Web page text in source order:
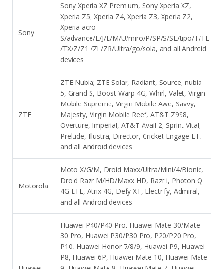
Sony
Sony Xperia XZ Premium, Sony Xperia XZ,
Xperia Z5, Xperia Z4, Xperia Z3, Xperia Z2,
Xperia acro
S/advance/E/J/L/M/U/miro/P/SP/S/SL/tipo/T/TL
/TX/Z/Z1 /Zl /ZR/Ultra/go/sola, and all Android
devices
ZTE
ZTE Nubia; ZTE Solar, Radiant, Source, nubia
5, Grand S, Boost Warp 4G, Whirl, Valet, Virgin
Mobile Supreme, Virgin Mobile Awe, Savvy,
Majesty, Virgin Mobile Reef, AT&T Z998,
Overture, Imperial, AT&T Avail 2, Sprint Vital,
Prelude, Illustra, Director, Cricket Engage LT,
and all Android devices
Motorola
Moto X/G/M, Droid Maxx/Ultra/Mini/4/Bionic,
Droid Razr M/HD/Maxx HD, Razr i, Photon Q
4G LTE, Atrix 4G, Defy XT, Electrify, Admiral,
and all Android devices
Huawei P40/P40 Pro, Huawei Mate 30/Mate
30 Pro, Huawei P30/P30 Pro, P20/P20 Pro,
P10, Huawei Honor 7/8/9, Huawei P9, Huawei
P8, Huawei 6P, Huawei Mate 10, Huawei Mate